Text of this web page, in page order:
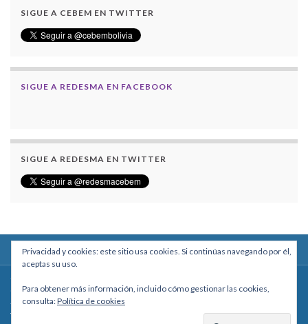
SIGUE A CEBEM EN TWITTER
SIGUE A REDESMA EN FACEBOOK
SIGUE A REDESMA EN TWITTER
Calle Macario Pinilla # 2588 esq. Av. Arce, Edificio Arcadia, Mezzanine, Of. 101
- La Paz, Bolivia
Teléfono: +591 2431818 - Celular: +591 73027636
Privacidad y cookies: este sitio usa cookies. Si continúas navegando por él,
aceptas su uso.
Para obtener más información, incluido cómo gestionar las cookies,
consulta:Política de cookies